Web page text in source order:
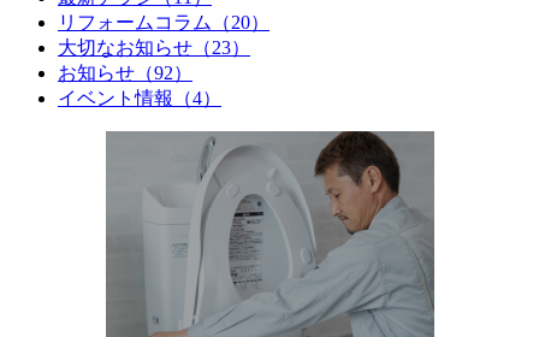
リフォームコラム（20）
大切なお知らせ（23）
お知らせ（92）
イベント情報（4）